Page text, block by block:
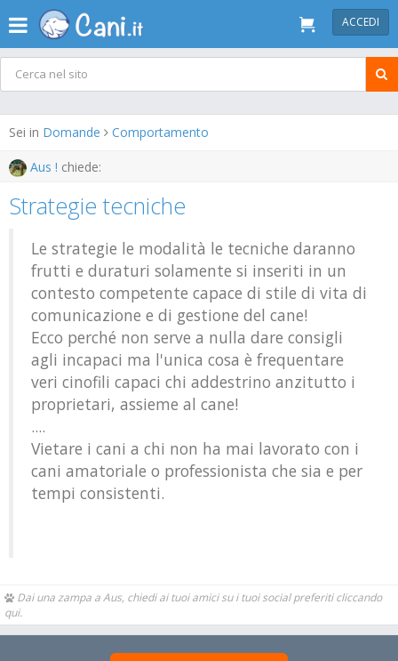
ACCEDI
Sei in Domande Comportamento
Aus ! chiede:
Strategie tecniche
Le strategie le modalità le tecniche daranno
frutti e duraturi solamente si inseriti in un
contesto competente capace di stile di vita di
comunicazione e di gestione del cane!
Ecco perché non serve a nulla dare consigli
agli incapaci ma l'unica cosa è frequentare
veri cinofili capaci chi addestrino anzitutto i
proprietari, assieme al cane!
....
Vietare i cani a chi non ha mai lavorato con i
cani amatoriale o professionista che sia e per
tempi consistenti.
Dai una zampa a Aus, chiedi ai tuoi amici su i tuoi social preferiti cliccando
qui.